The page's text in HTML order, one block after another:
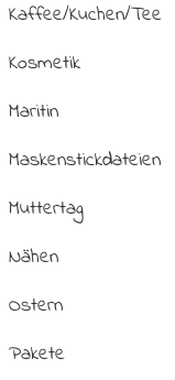
Kaffee/Kuchen/Tee
Kosmetik
Maritin
Maskenstickdateien
Muttertag
Nähen
Ostern
Pakete